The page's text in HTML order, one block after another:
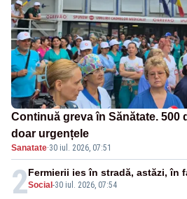
Continuă greva în Sănătate. 500
doar urgențele
Sanatate·30 iul. 2026, 07:51
2Social -30 iul. 2026, 07:54
Fermierii ies în stradă, astăzi, în